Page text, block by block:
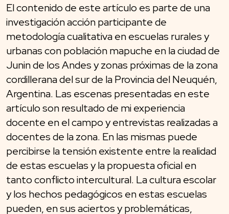
El contenido de este artículo es parte de una
investigación acción participante de
metodología cualitativa en escuelas rurales y
urbanas con población mapuche en la ciudad de
Junin de los Andes y zonas próximas de la zona
cordillerana del sur de la Provincia del Neuquén,
Argentina. Las escenas presentadas en este
artículo son resultado de mi experiencia
docente en el campo y entrevistas realizadas a
docentes de la zona. En las mismas puede
percibirse la tensión existente entre la realidad
de estas escuelas y la propuesta oficial en
tanto conflicto intercultural. La cultura escolar
y los hechos pedagógicos en estas escuelas
pueden, en sus aciertos y problemáticas,